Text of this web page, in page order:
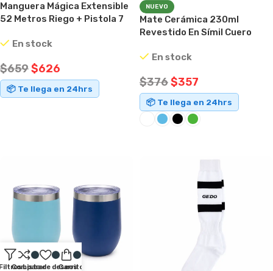
Manguera Mágica Extensible
52 Metros Riego + Pistola 7
En stock
$659$626
📦 Te llega en 24hrs
NUEVO
Mate Cerámica 230ml
Revestido En Símil Cuero
En stock
$376$357
📦 Te llega en 24hrs
Comparar
Lista de deseos
Carrito